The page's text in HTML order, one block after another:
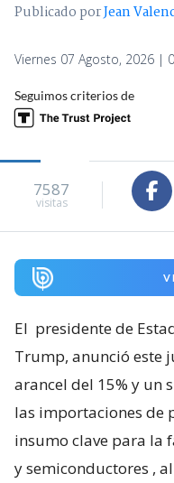
Publicado porJean
Viernes 07 Agosto, 2026 |
Seguimos criterios de
7587
visitas
El presidente de
Trump, anunció este
arancel del 15% y un
las importaciones de
insumo clave para la
y semiconductores ,